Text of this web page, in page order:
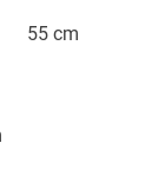
55 cm